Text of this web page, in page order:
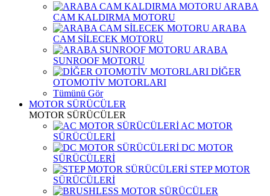
ARABA
CAM KALDIRMA MOTORU
ARABA
CAM SİLECEK MOTORU
ARABA
SUNROOF MOTORU
DİĞER
OTOMOTİV MOTORLARI
Tümünü Gör
MOTOR SÜRÜCÜLER
MOTOR SÜRÜCÜLER
AC MOTOR
SÜRÜCÜLERİ
DC MOTOR
SÜRÜCÜLERİ
STEP MOTOR
SÜRÜCÜLERİ